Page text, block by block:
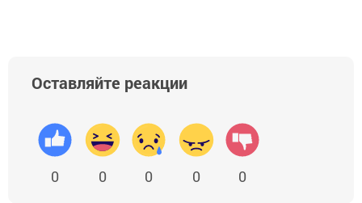
Оставляйте реакции
0 0 0 0 0